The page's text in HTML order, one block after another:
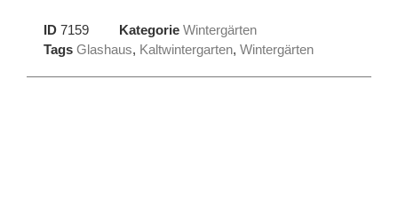
ID 7159 Kategorie Wintergärten
Tags Glashaus, Kaltwintergarten, Wintergärten